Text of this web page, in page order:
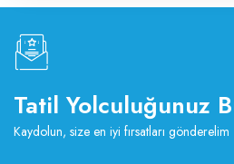
Tatil Yolculuğunuz
Kaydolun, size en iyi fırsatları gönderelim